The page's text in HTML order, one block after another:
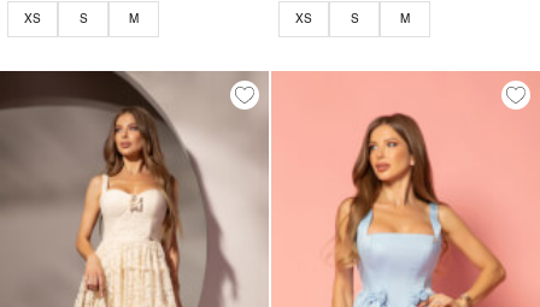
XS S M XS S M